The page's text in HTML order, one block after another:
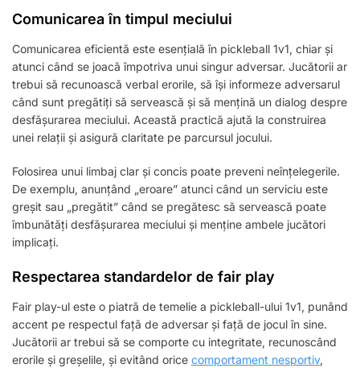
Comunicarea în timpul meciului
Comunicarea eficientă este esențială în pickleball 1v1, chiar și
atunci când se joacă împotriva unui singur adversar. Jucătorii ar
trebui să recunoască verbal erorile, să își informeze adversarul
când sunt pregătiți să servească și să mențină un dialog despre
desfășurarea meciului. Această practică ajută la construirea
unei relații și asigură claritate pe parcursul jocului.
Folosirea unui limbaj clar și concis poate preveni neînțelegerile.
De exemplu, anunțând „eroare” atunci când un serviciu este
greșit sau „pregătit” când se pregătesc să servească poate
îmbunătăți desfășurarea meciului și menține ambele jucători
implicați.
Respectarea standardelor de fair play
Fair play-ul este o piatră de temelie a pickleball-ului 1v1, punând
accent pe respectul față de adversar și față de jocul în sine.
Jucătorii ar trebui să se comporte cu integritate, recunoscând
erorile și greșelile, și evitând orice comportament nesportiv,